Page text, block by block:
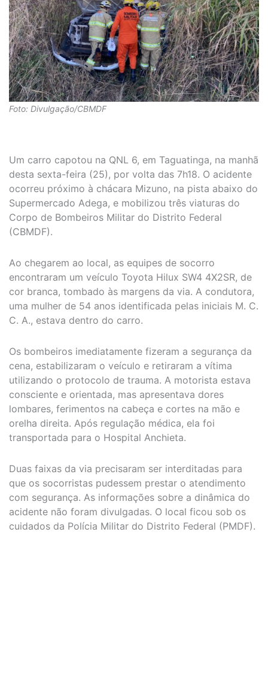
Foto: Divulgação/CBMDF
Um carro capotou na QNL 6, em Taguatinga, na manhã
desta sexta-feira (25), por volta das 7h18. O acidente
ocorreu próximo à chácara Mizuno, na pista abaixo do
Supermercado Adega, e mobilizou três viaturas do
Corpo de Bombeiros Militar do Distrito Federal
(CBMDF).
Ao chegarem ao local, as equipes de socorro
encontraram um veículo Toyota Hilux SW4 4X2SR, de
cor branca, tombado às margens da via. A condutora,
uma mulher de 54 anos identificada pelas iniciais M. C.
C. A., estava dentro do carro.
Os bombeiros imediatamente fizeram a segurança da
cena, estabilizaram o veículo e retiraram a vítima
utilizando o protocolo de trauma. A motorista estava
consciente e orientada, mas apresentava dores
lombares, ferimentos na cabeça e cortes na mão e
orelha direita. Após regulação médica, ela foi
transportada para o Hospital Anchieta.
Duas faixas da via precisaram ser interditadas para
que os socorristas pudessem prestar o atendimento
com segurança. As informações sobre a dinâmica do
acidente não foram divulgadas. O local ficou sob os
cuidados da Polícia Militar do Distrito Federal (PMDF).